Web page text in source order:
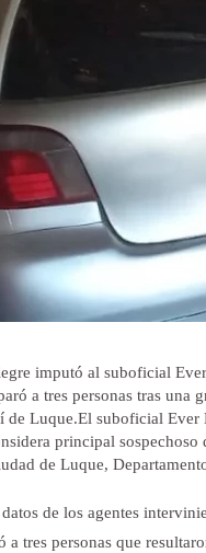
imputó al suboficial
a tres personas tras una
de Luque.El suboficial
principal
de Luque,
de los agentes
a tres personas que